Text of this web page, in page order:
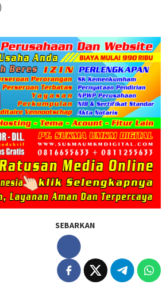
SEBARKAN